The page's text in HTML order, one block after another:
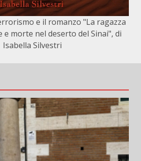
e il romanzo "La ragazza
e morte nel deserto del Sinai", di
Isabella Silvestri